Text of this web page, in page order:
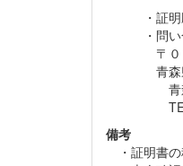
・証明願
・問い合
〒０３
青森県下
青森県
TEL
備考
・証明書の